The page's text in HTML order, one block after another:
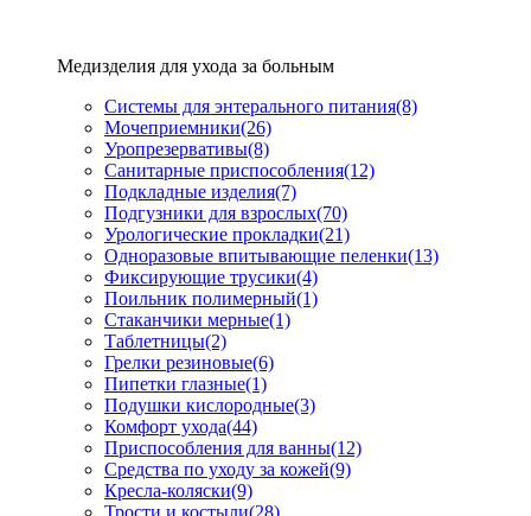
Медизделия для ухода за больным
Системы для энтерального питания(8)
Мочеприемники(26)
Уропрезервативы(8)
Санитарные приспособления(12)
Подкладные изделия(7)
Подгузники для взрослых(70)
Урологические прокладки(21)
Одноразовые впитывающие пеленки(13)
Фиксирующие трусики(4)
Поильник полимерный(1)
Стаканчики мерные(1)
Таблетницы(2)
Грелки резиновые(6)
Пипетки глазные(1)
Подушки кислородные(3)
Комфорт ухода(44)
Приспособления для ванны(12)
Средства по уходу за кожей(9)
Кресла-коляски(9)
Трости и костыли(28)